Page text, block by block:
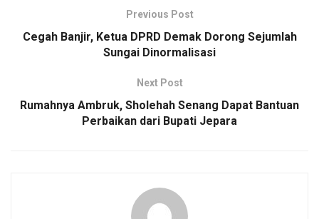
Previous Post
Cegah Banjir, Ketua DPRD Demak Dorong Sejumlah
Sungai Dinormalisasi
Next Post
Rumahnya Ambruk, Sholehah Senang Dapat Bantuan
Perbaikan dari Bupati Jepara